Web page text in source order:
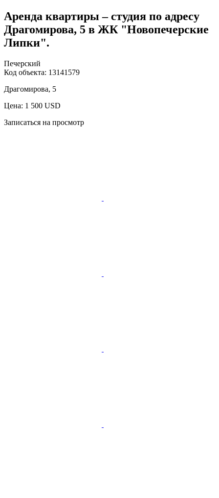
Аренда квартиры – студия по адресу
Драгомирова, 5 в ЖК "Новопечерские
Липки".
Печерский
Код объекта: 13141579
Драгомирова, 5
Цена: 1 500 USD
Записаться на просмотр